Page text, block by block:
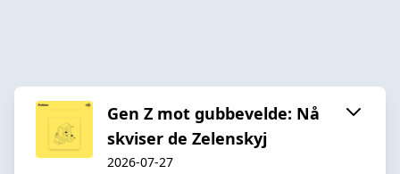
Gen Z mot gubbevelde: Nå
skviser de Zelenskyj
2026-07-27